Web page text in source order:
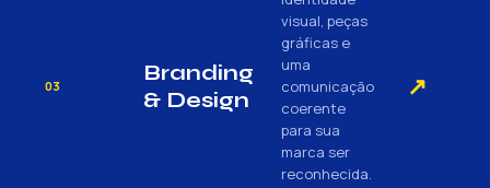
03
Branding
& Design
visual, peças
gráficas e
uma
comunicação
coerente
para sua
marca ser
reconhecida.
↗